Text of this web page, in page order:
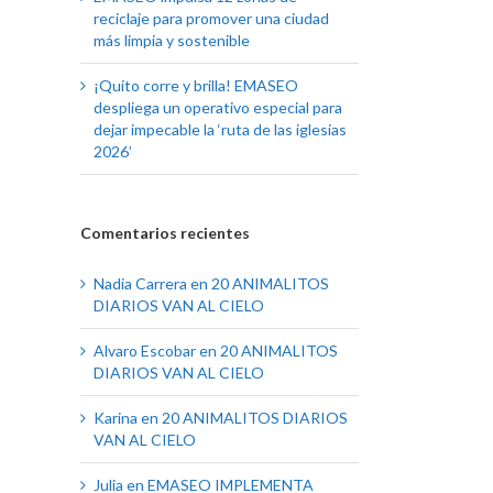
reciclaje para promover una ciudad
más limpia y sostenible
¡Quito corre y brilla! EMASEO
despliega un operativo especial para
dejar impecable la ‘ruta de las iglesias
2026’
Comentarios recientes
Nadia Carrera en 20 ANIMALITOS
DIARIOS VAN AL CIELO
Alvaro Escobaren 20 ANIMALITOS
DIARIOS VAN AL CIELO
Karina en 20 ANIMALITOS DIARIOS
VAN AL CIELO
Julia en EMASEO IMPLEMENTA